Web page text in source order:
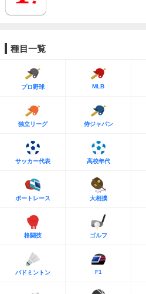
種目一覧
プロ野球 MLB
独立リーグ 侍ジャパン
サッカー代表 高校年代
ボートレース 大相撲
格闘技 ゴルフ
バドミントン F1